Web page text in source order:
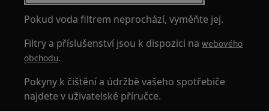
Pokud voda filtrem neprochází, vyměňte jej.
Filtry a příslušenství jsou k dispozici nawebového
obchodu.
Pokyny k čištění a údržbě vašeho spotřebiče
najdete v uživatelské příručce.